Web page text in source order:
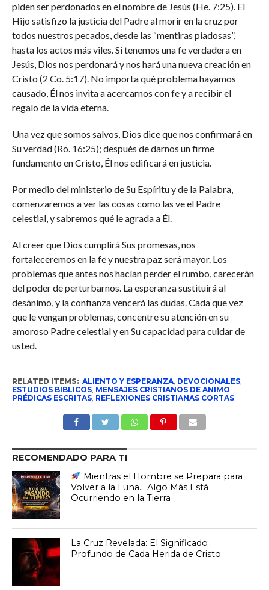
piden ser perdonados en el nombre de Jesús (He. 7:25). El
Hijo satisfizo la justicia del Padre al morir en la cruz por
todos nuestros pecados, desde las “mentiras piadosas”,
hasta los actos más viles. Si tenemos una fe verdadera en
Jesús, Dios nos perdonará y nos hará una nueva creación en
Cristo (2 Co. 5:17). No importa qué problema hayamos
causado, Él nos invita a acercarnos con fe y a recibir el
regalo de la vida eterna.
Una vez que somos salvos, Dios dice que nos confirmará en
Su verdad (Ro. 16:25); después de darnos un firme
fundamento en Cristo, Él nos edificará en justicia.
Por medio del ministerio de Su Espíritu y de la Palabra,
comenzaremos a ver las cosas como las ve el Padre
celestial, y sabremos qué le agrada a Él.
Al creer que Dios cumplirá Sus promesas, nos
fortaleceremos en la fe y nuestra paz será mayor. Los
problemas que antes nos hacían perder el rumbo, carecerán
del poder de perturbarnos. La esperanza sustituirá al
desánimo, y la confianza vencerá las dudas. Cada que vez
que le vengan problemas, concentre su atención en su
amoroso Padre celestial y en Su capacidad para cuidar de
usted.
RELATED ITEMS: ALIENTO Y ESPERANZA, DEVOCIONALES,
ESTUDIOS BIBLICOS, MENSAJES CRISTIANOS DE ANIMO,
PRÉDICAS ESCRITAS, REFLEXIONES CRISTIANAS CORTAS
RECOMENDADO PARA TI
Mientras el Hombre se Prepara para
Volver a la Luna… Algo Más Está
Ocurriendo en la Tierra
La Cruz Revelada: El Significado
Profundo de Cada Herida de Cristo